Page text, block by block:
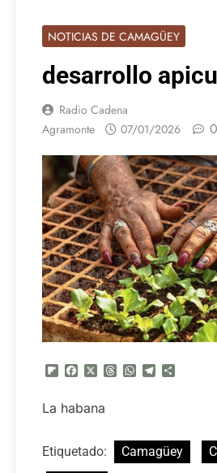
NOTICIAS DE CAMAGÜEY
desarrollo
Radio Cadena
Agramonte
07/01/2026 0
Flipboard
FacebookThreadsWhatsApp
Telegram
La habana
Etiquetado: Camagüey